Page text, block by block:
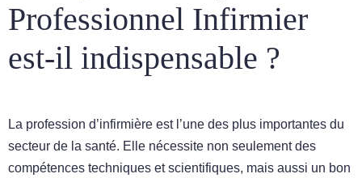
Professionnel Infirmier
est-il indispensable ?
La profession d’infirmière est l’une des plus importantes du
secteur de la santé. Elle nécessite non seulement des
compétences techniques et scientifiques, mais aussi un bon